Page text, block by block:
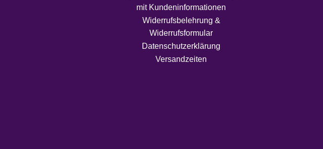
mit Kundeninformationen
Widerrufsbelehrung &
Widerrufsformular
Datenschutzerklärung
Versandzeiten